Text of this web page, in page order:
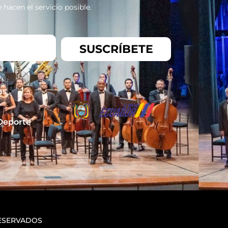
el servicio posible.
SUSCRÍBETE